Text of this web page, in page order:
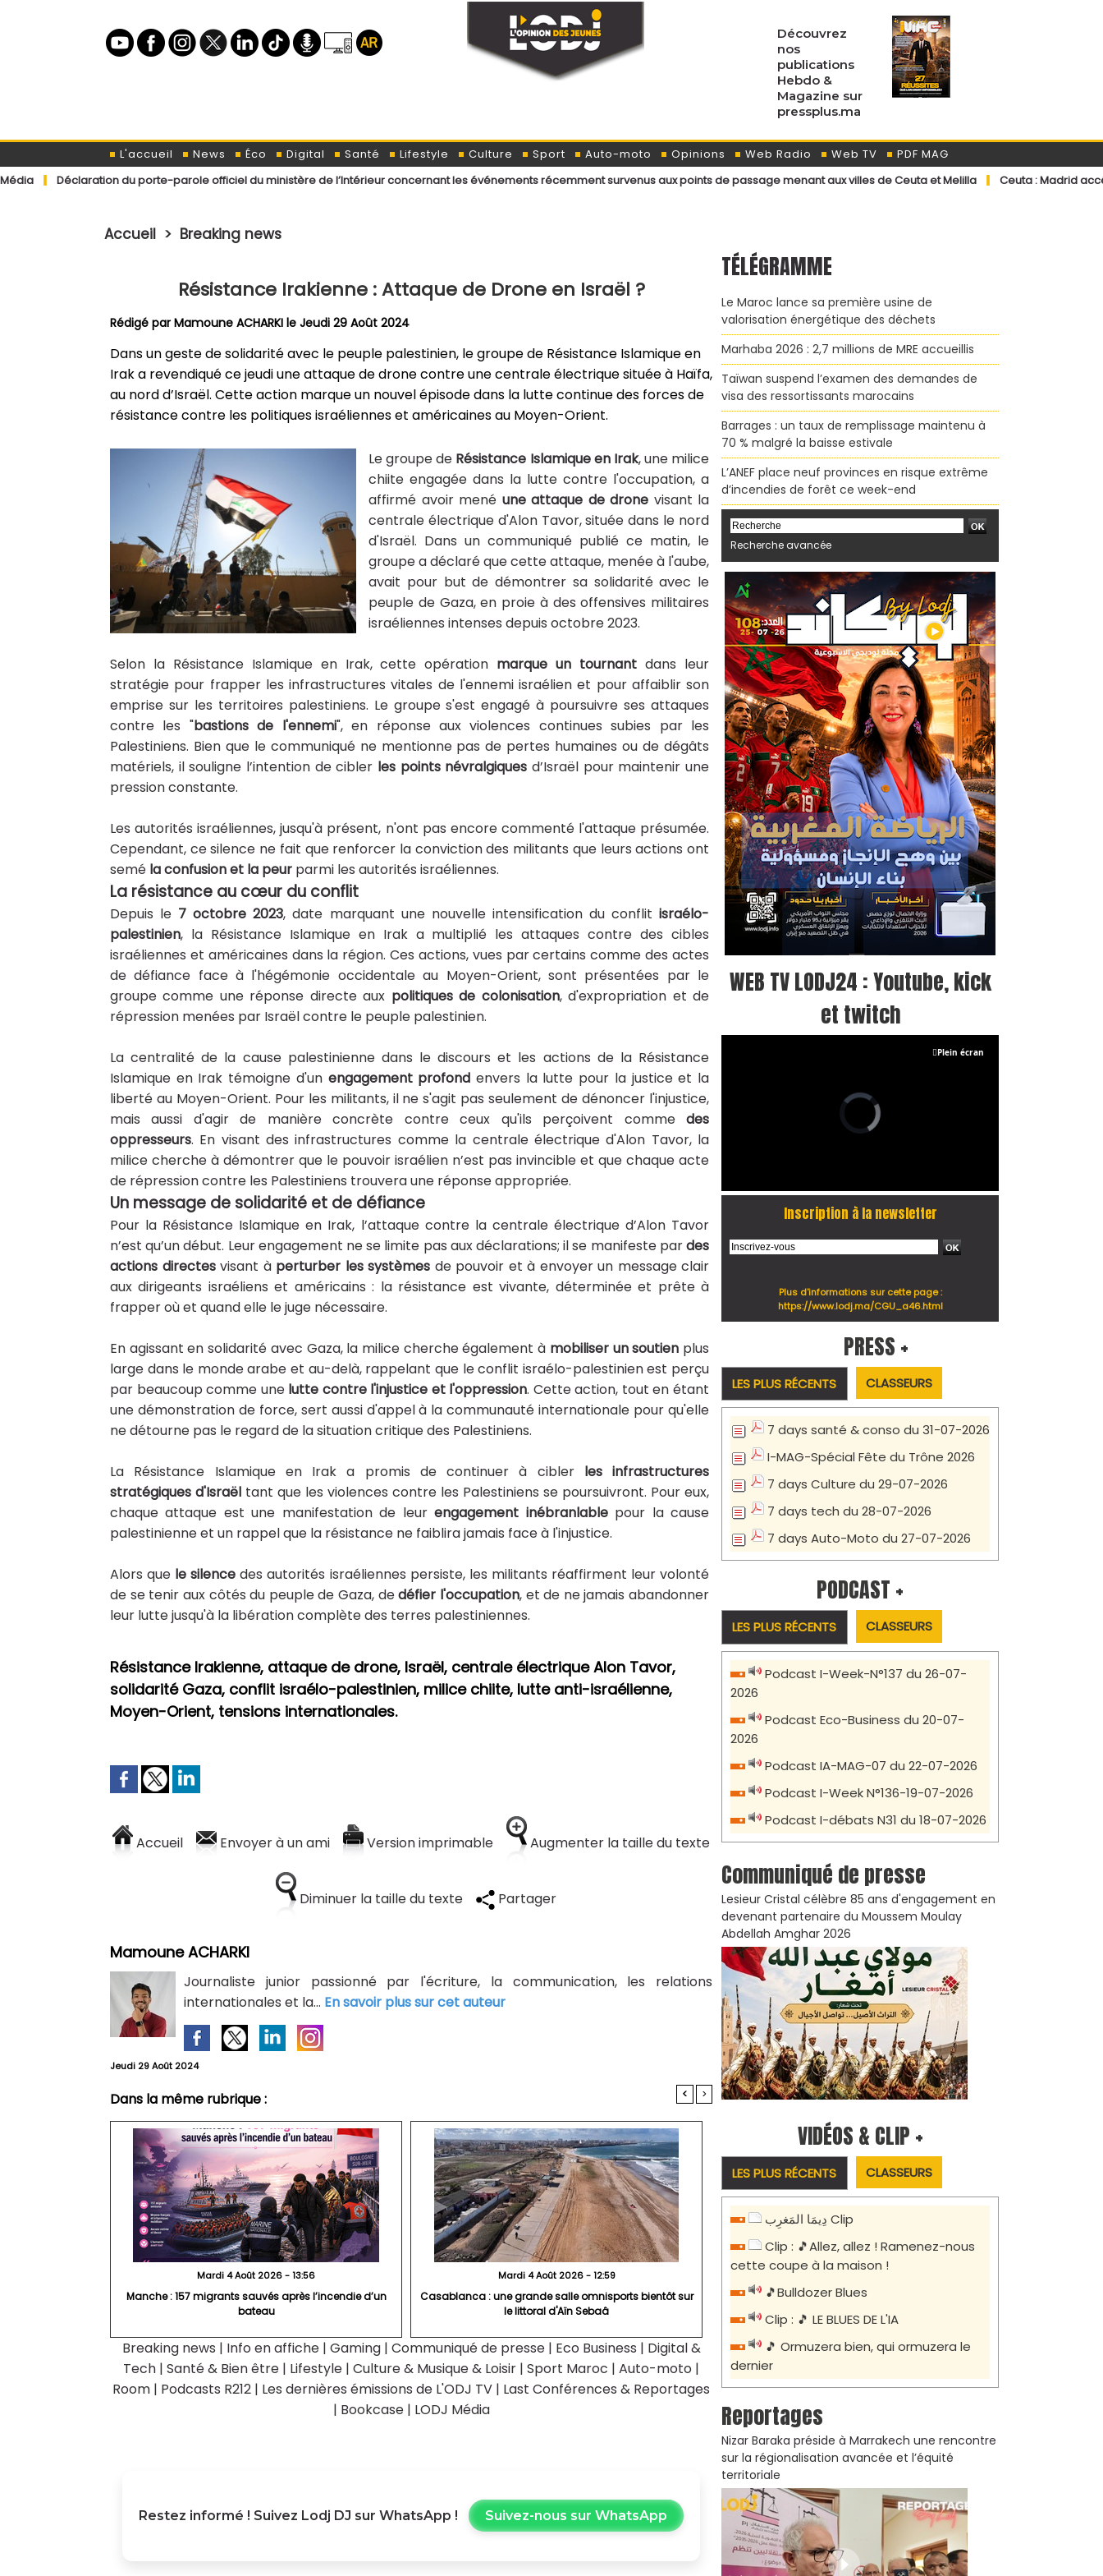
Découvrez
nos
publications
Hebdo &
Magazine sur
pressplus.ma
L'accueil News Éco Digital Santé Lifestyle Culture Sport Auto-moto Opinions Web Radio Web TV
PDF MAG
du porte-parole officiel du ministère de l’Intérieur concernant les événements récemment survenus aux points de passage menant aux villes de Ceuta et Melilla
Ceuta : Madrid accélère les
Accueil > Breaking news
Résistance Irakienne : Attaque de Drone en Israël ?
Rédigé parMamoune ACHARKI le Jeudi 29 Août 2024
Dans un geste de solidarité avec le peuple palestinien, le groupe de Résistance Islamique en
Irak a revendiqué ce jeudi une attaque de drone contre une centrale électrique située à Haïfa,
au nord d’Israël. Cette action marque un nouvel épisode dans la lutte continue des forces de
résistance contre les politiques israéliennes et américaines au Moyen-Orient.
Le groupe de Résistance Islamique en Irak, une milice
chiite engagée dans la lutte contre l'occupation, a
affirmé avoir mené une attaque de drone visant la
centrale électrique d'Alon Tavor, située dans le nord
d'Israël. Dans un communiqué publié ce matin, le
groupe a déclaré que cette attaque, menée à l'aube,
avait pour but de démontrer sa solidarité avec le
peuple de Gaza, en proie à des offensives militaires
israéliennes intenses depuis octobre 2023.
Selon la Résistance Islamique en Irak, cette opération marque un tournant dans leur
stratégie pour frapper les infrastructures vitales de l'ennemi israélien et pour affaiblir son
emprise sur les territoires palestiniens. Le groupe s'est engagé à poursuivre ses attaques
contre les "bastions de l'ennemi", en réponse aux violences continues subies par les
Palestiniens. Bien que le communiqué ne mentionne pas de pertes humaines ou de dégâts
matériels, il souligne l’intention de cibler les points névralgiques d’Israël pour maintenir une
pression constante.
Les autorités israéliennes, jusqu'à présent, n'ont pas encore commenté l'attaque présumée.
Cependant, ce silence ne fait que renforcer la conviction des militants que leurs actions ont
semé la confusion et la peur parmi les autorités israéliennes.
La résistance au cœur du conflit
Depuis le 7 octobre 2023, date marquant une nouvelle intensification du conflitisraélo-
palestinien, la Résistance Islamique en Irak a multiplié les attaques contre des cibles
israéliennes et américaines dans la région. Ces actions, vues par certains comme des actes
de défiance face à l'hégémonie occidentale au Moyen-Orient, sont présentées par le
groupe comme une réponse directe aux politiques de colonisation, d'expropriation et de
répression menées par Israël contre le peuple palestinien.
La centralité de la cause palestinienne dans le discours et les actions de la Résistance
Islamique en Irak témoigne d'unengagement profondenvers la lutte pour la justice et la
liberté au Moyen-Orient. Pour les militants, il ne s'agit pas seulement de dénoncer l'injustice,
mais aussi d'agir de manière concrète contre ceux qu'ils perçoivent comme des
oppresseurs. En visant des infrastructures comme la centrale électrique d'Alon Tavor, la
milice cherche à démontrer que le pouvoir israélien n’est pas invincible et que chaque acte
de répression contre les Palestiniens trouvera une réponse appropriée.
Un message de solidarité et de défiance
Pour la Résistance Islamique en Irak, l’attaque contre la centrale électrique d’Alon Tavor
n’est qu’un début. Leur engagement ne se limite pas aux déclarations; il se manifeste pardes
actions directesvisant à perturber les systèmes de pouvoir et à envoyer un message clair
aux dirigeants israéliens et américains : la résistance est vivante, déterminée et prête à
frapper où et quand elle le juge nécessaire.
En agissant en solidarité avec Gaza, la milice cherche également à mobiliser un soutien plus
large dans le monde arabe et au-delà, rappelant que le conflit israélo-palestinien est perçu
par beaucoup comme une lutte contre l'injustice et l'oppression. Cette action, tout en étant
une démonstration de force, sert aussi d'appel à la communauté internationale pour qu'elle
ne détourne pas le regard de la situation critique des Palestiniens.
La Résistance Islamique en Irak a promis de continuer à cibler les infrastructures
stratégiques d'Israël tant que les violences contre les Palestiniens se poursuivront. Pour eux,
chaque attaque est une manifestation de leurengagement inébranlablepour la cause
palestinienne et un rappel que la résistance ne faiblira jamais face à l'injustice.
Alors que le silence des autorités israéliennes persiste, les militants réaffirment leur volonté
de se tenir aux côtés du peuple de Gaza, dedéfier l'occupation, et de ne jamais abandonner
leur lutte jusqu'à la libération complète des terres palestiniennes.
Résistance Irakienne, attaque de drone, Israël, centrale électrique Alon Tavor,
solidarité Gaza, conflit israélo-palestinien, milice chiite, lutte anti-israélienne,
Moyen-Orient, tensions internationales.
Accueil Envoyer à un ami Version imprimable Augmenter la taille du texte
Diminuer la taille du texte Partager
Mamoune ACHARKI
Journaliste junior passionné par l'écriture, la communication, les relations
internationales et la... En savoir plus sur cet auteur
Jeudi 29 Août 2024
Dans la même rubrique : < >
Mardi 4 Août 2026 - 13:56
Manche : 157 migrants sauvés après l’incendie d’un
bateau
Mardi 4 Août 2026 - 12:59
Casablanca : une grande salle omnisports bientôt sur
le littoral d'Aïn Sebaâ
Breaking news | Info en affiche | Gaming | Communiqué de presse | Eco Business | Digital &
Tech | Santé & Bien être | Lifestyle | Culture & Musique & Loisir | Sport Maroc | Auto-moto |
Room | Podcasts R212 | Les dernières émissions de L'ODJ TV | Last Conférences & Reportages
| Bookcase | LODJ Média
Restez informé ! Suivez Lodj DJ sur WhatsApp ! Suivez-nous sur WhatsApp
TÉLÉGRAMME
Le Maroc lance sa première usine de
valorisation énergétique des déchets
Marhaba 2026 : 2,7 millions de MRE accueillis
Taïwan suspend l’examen des demandes de
visa des ressortissants marocains
Barrages : un taux de remplissage maintenu à
70 % malgré la baisse estivale
L’ANEF place neuf provinces en risque extrême
d’incendies de forêt ce week-end
Recherche avancée
WEB TV LODJ24 : Youtube, kick
et twitch
Plein écran
Inscription à la newsletter
Plus d'informations sur cette page :
https://www.lodj.ma/CGU_a46.html
PRESS +
LES PLUS RÉCENTS CLASSEURS
7 days santé & conso du 31-07-2026
I-MAG-Spécial Fête du Trône 2026
7 days Culture du 29-07-2026
7 days tech du 28-07-2026
7 days Auto-Moto du 27-07-2026
PODCAST +
LES PLUS RÉCENTS CLASSEURS
Podcast I-Week-N°137 du 26-07-
2026
Podcast Eco-Business du 20-07-
2026
Podcast IA-MAG-07 du 22-07-2026
Podcast I-Week N°136-19-07-2026
Podcast I-débats N31 du 18-07-2026
Communiqué de presse
Lesieur Cristal célèbre 85 ans d'engagement en
devenant partenaire du Moussem Moulay
Abdellah Amghar 2026
VIDÉOS & CLIP +
LES PLUS RÉCENTS CLASSEURS
دِيمَا المَغرِب Clip
Clip : 🎵Allez, allez ! Ramenez-nous
cette coupe à la maison !
🎵Bulldozer Blues
Clip : 🎵 LE BLUES DE L'IA
🎵 Ormuzera bien, qui ormuzera le
dernier
Reportages
Nizar Baraka préside à Marrakech une rencontre
sur la régionalisation avancée et l’équité
territoriale